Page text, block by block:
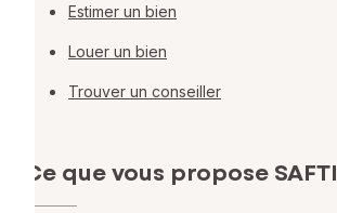
Estimer un bien
Louer un bien
Trouver un conseiller
Ce que vous propose SAFTI